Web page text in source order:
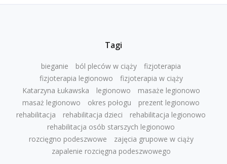
Tagi
bieganie ból pleców w ciąży
fizjoterapia
fizjoterapia legionowo
fizjoterapia w ciąży
Katarzyna Łukawska
legionowo
masaże legionowo
masaż legionowo
okres połogu
prezent legionowo
rehabilitacja
rehabilitacja dzieci
rehabilitacja legionowo
rehabilitacja osób starszych legionowo
rozcięgno podeszwowe
zajęcia grupowe w ciąży
zapalenie rozcięgna podeszwowego